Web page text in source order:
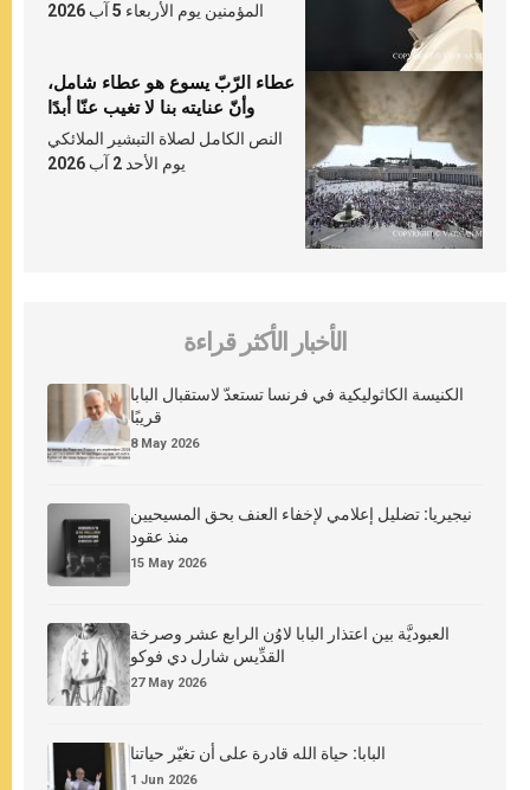
المؤمنين يوم الأربعاء 5 آب 2026
عطاء الرّبّ يسوع هو عطاء شامل،
وأنّ عنايته بنا لا تغيب عنّا أبدًا
النص الكامل لصلاة التبشير الملائكي
يوم الأحد 2 آب 2026
الأخبار الأكثر قراءة
الكنيسة الكاثوليكية في فرنسا تستعدّ لاستقبال البابا
قريبًا
8 May 2026
نيجيريا: تضليل إعلامي لإخفاء العنف بحق المسيحيين
منذ عقود
15 May 2026
العبوديَّة بين اعتذار البابا لاوُن الرابع عشر وصرخة
القدِّيس شارل دي فوكو
27 May 2026
البابا: حياة الله قادرة على أن تغيّر حياتنا
1 Jun 2026